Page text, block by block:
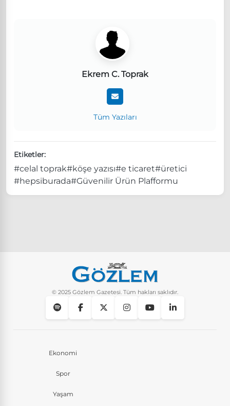
Ekrem C. Toprak
Tüm Yazıları
Etiketler:
#celal toprak#köşe yazısı#e ticaret#üretici
#hepsiburada#Güvenilir Ürün Plafformu
© 2025 Gözlem Gazetesi. Tüm hakları saklıdır.
Ekonomi
Spor
Yaşam